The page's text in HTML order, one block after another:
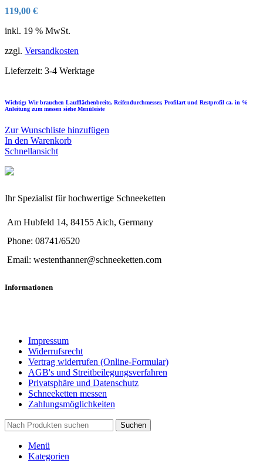
119,00 €
inkl. 19 % MwSt.
zzgl. Versandkosten
Lieferzeit: 3-4 Werktage
Wichtig: Wir brauchen Laufflächenbreite, Reifendurchmesser, Profilart und Restprofil ca. in %
Anleitung zum messen siehe Menüleiste
Zur Wunschliste hinzufügen
In den Warenkorb
Schnellansicht
Ihr Spezialist für hochwertige Schneeketten
Am Hubfeld 14, 84155 Aich, Germany
Phone: 08741/6520
Email: westenthanner@schneeketten.com
Informationen
Impressum
Widerrufsrecht
Vertrag widerrufen (Online-Formular)
AGB's und Streitbeilegungsverfahren
Privatsphäre und Datenschutz
Schneeketten messen
Zahlungsmöglichkeiten
Suchen
Menü
Kategorien